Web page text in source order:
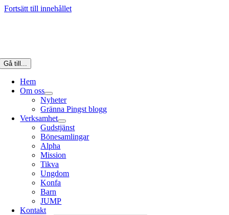
Fortsätt till innehållet
Gå till...
Hem
Om oss
Nyheter
Gränna Pingst blogg
Verksamhet
Gudstjänst
Bönesamlingar
Alpha
Mission
Tikva
Ungdom
Konfa
Barn
JUMP
Kontakt